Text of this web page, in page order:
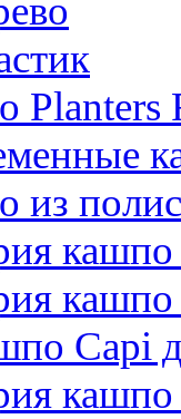
Planters
из
кашпо
Capi